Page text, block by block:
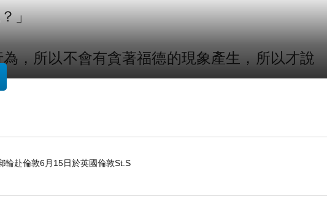
」
，所以不會有貪著福德的現象產生，所以才說
輪赴倫敦6月15日於英國倫敦St.S